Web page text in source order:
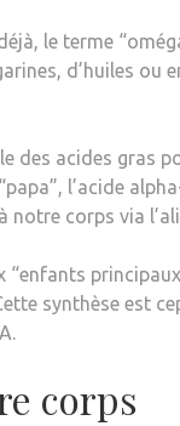
le terme
d’huiles ou
des acides gras
l’acide
notre corps via
synthèse est
corps